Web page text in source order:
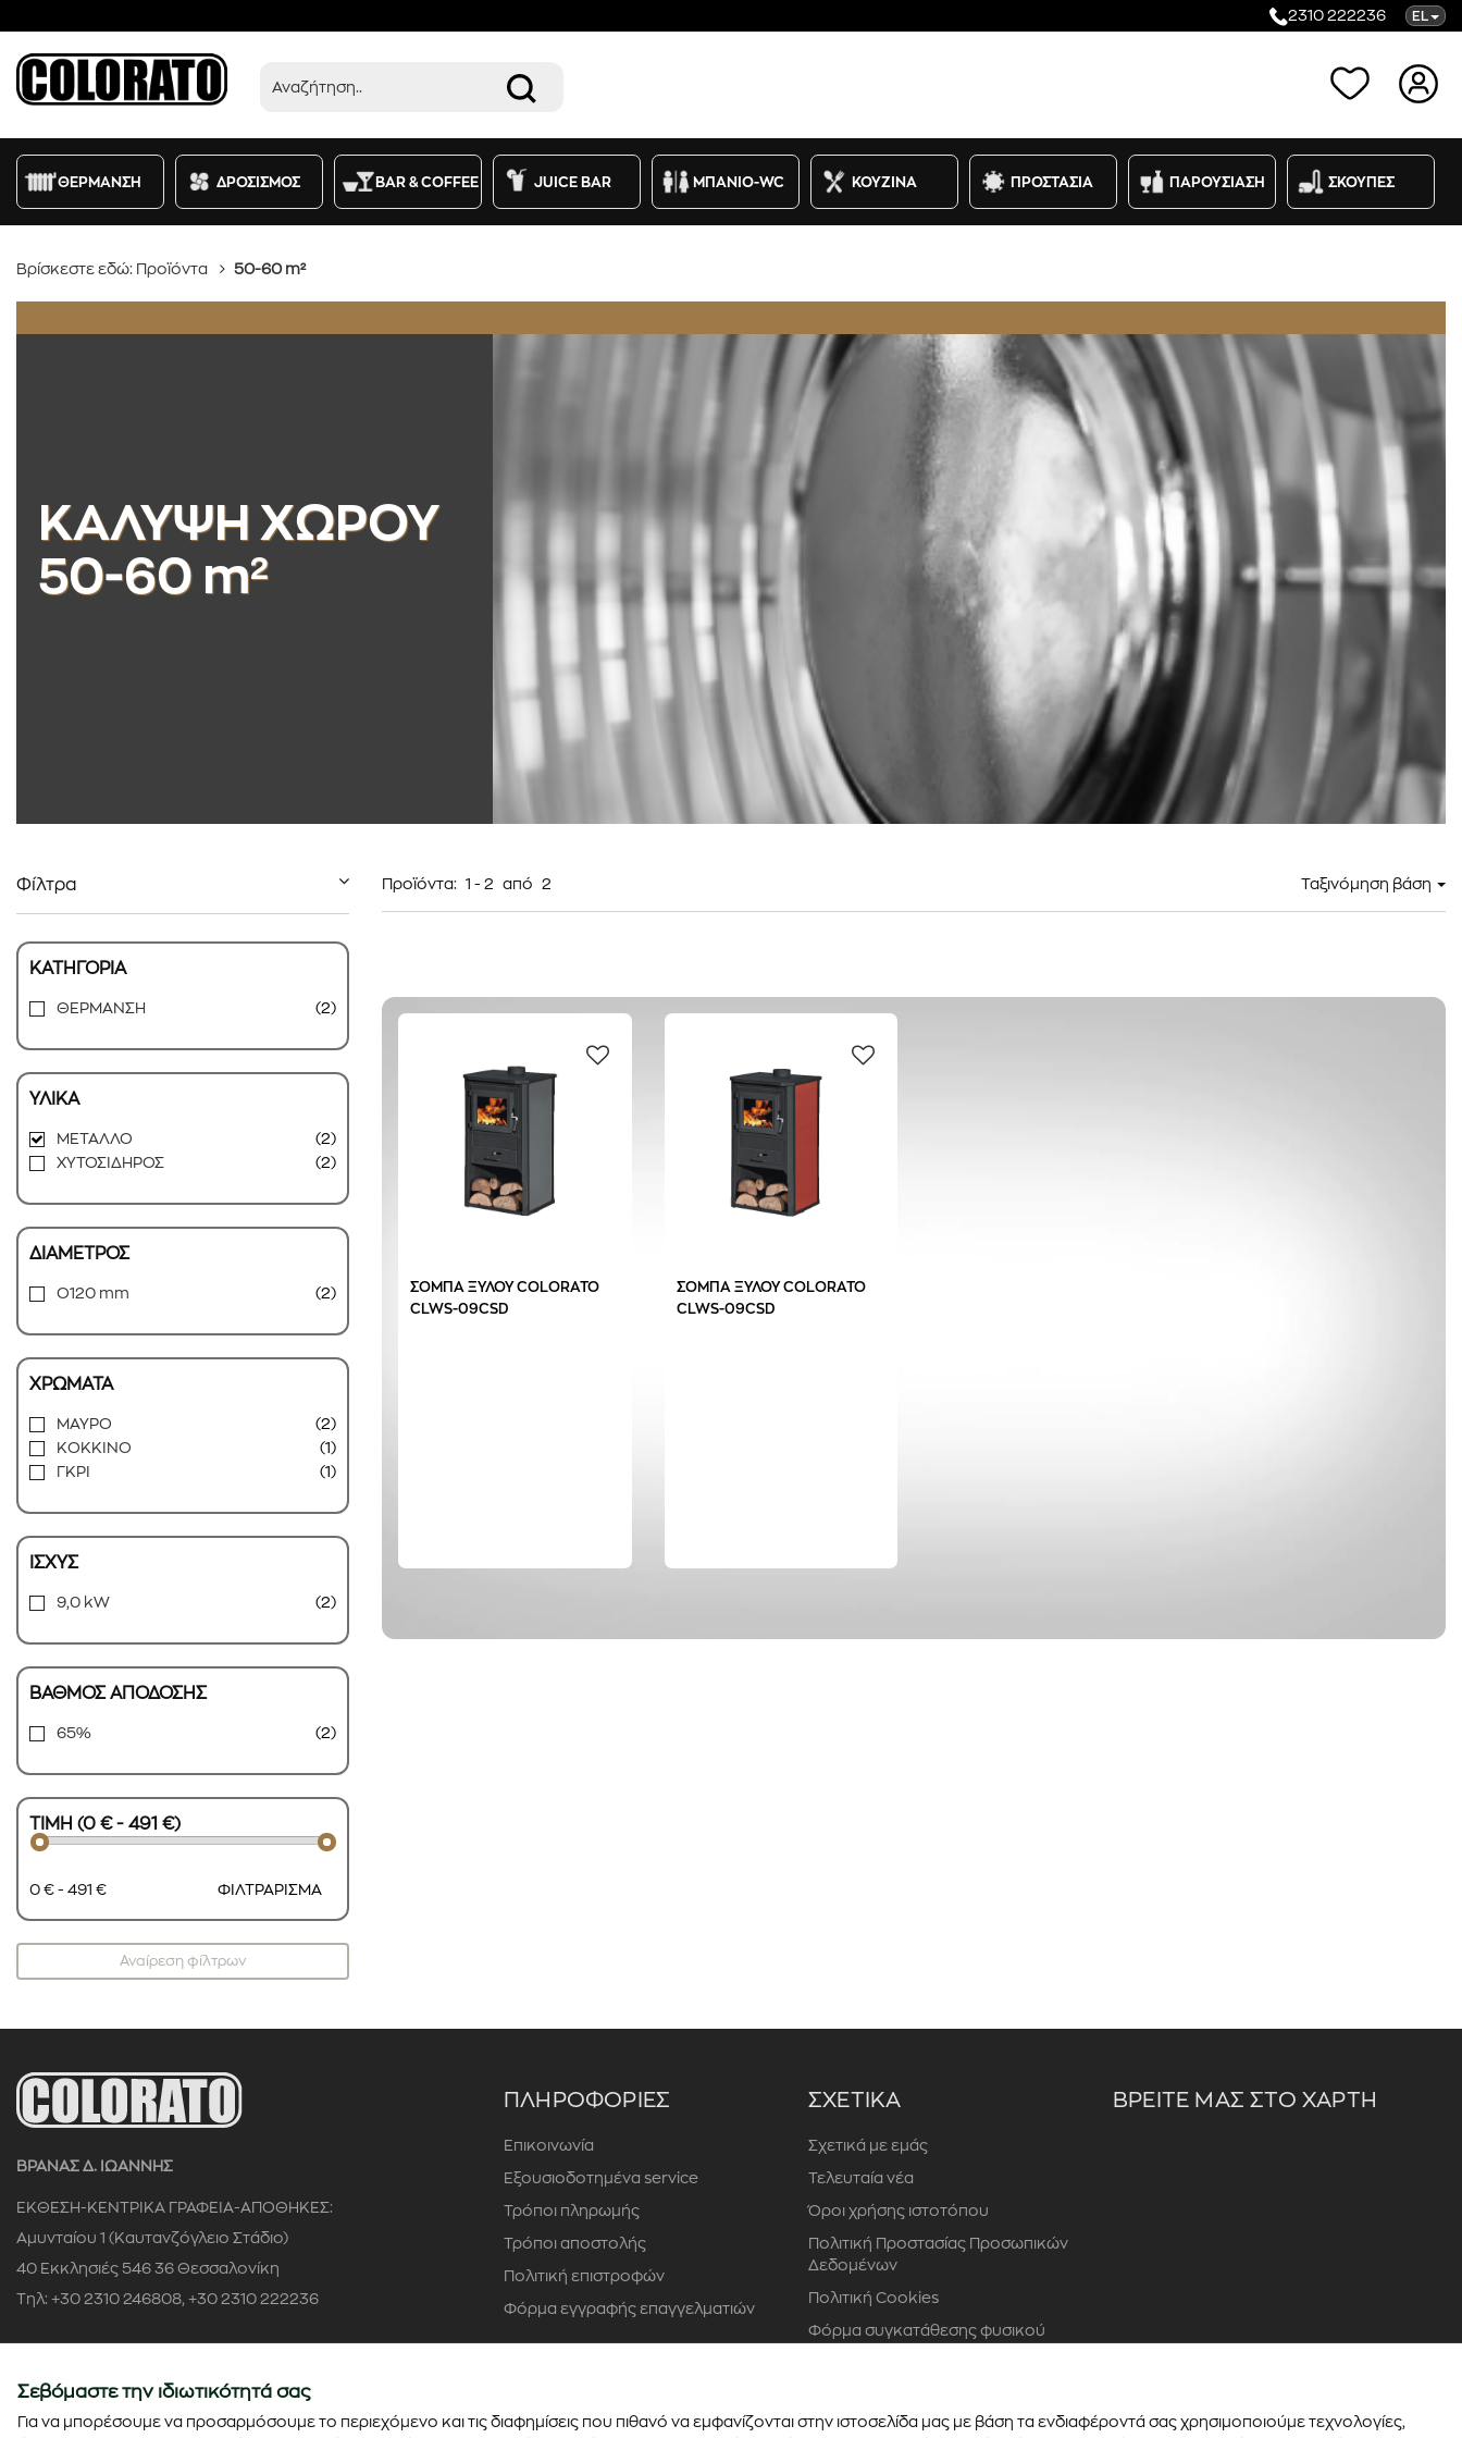
2310 222236 EL
Προϊόντα Κατηγορίες
ΘΕΡΜΑΝΣΗ ΔΡΟΣΙΣΜΟΣ BAR & COFFEE JUICE BAR ΜΠΑΝΙΟ-WC ΚΟΥΖΙΝΑ ΠΡΟΣΤΑΣΙΑ ΠΑΡΟΥΣΙΑΣΗ ΣΚΟΥΠΕΣ
Βρίσκεστε εδώ: Προϊόντα 50-60 m²
ΚΑΛΥΨΗ ΧΩΡΟΥ
50-60 m²
Φίλτρα
ΚΑΤΗΓΟΡΙΑ
ΘΕΡΜΑΝΣΗ (2)
ΥΛΙΚΑ
ΜΕΤΑΛΛΟ
(2)
ΧΥΤΟΣΙΔΗΡΟΣ
(2)
ΔΙΑΜΕΤΡΟΣ
O120 mm (2)
ΧΡΩΜΑΤΑ
ΜΑΥΡΟ
(2)
ΚΟΚΚΙΝΟ
(1)
ΓΚΡΙ
(1)
ΙΣΧΥΣ
9,0 kW (2)
ΒΑΘΜΟΣ ΑΠΟΔΟΣΗΣ
65% (2)
ΤΙΜΗ (0 € - 491 €)
0 € - 491 € ΦΙΛΤΡΑΡΙΣΜΑ
Αναίρεση φίλτρων
Προϊόντα: 1 - 2 από 2 Ταξινόμηση βάση
ΣΟΜΠΑ ΞΥΛΟΥ COLORATO
CLWS-09CSD
ΣΟΜΠΑ ΞΥΛΟΥ COLORATO
CLWS-09CSD
ΒΡΑΝΑΣ Δ. ΙΩΑΝΝΗΣ
ΕΚΘΕΣΗ-ΚΕΝΤΡΙΚΑ ΓΡΑΦΕΙΑ-ΑΠΟΘΗΚΕΣ:
Αμυνταίου 1 (Καυτανζόγλειο Στάδιο)
40 Εκκλησιές 546 36 Θεσσαλονίκη
Τηλ: +30 2310 246808, +30 2310 222236
ΠΛΗΡΟΦΟΡΙΕΣ
Επικοινωνία
Εξουσιοδοτημένα service
Τρόποι πληρωμής
Τρόποι αποστολής
Πολιτική επιστροφών
Φόρμα εγγραφής επαγγελματιών
ΣΧΕΤΙΚΑ
Σχετικά με εμάς
Τελευταία νέα
Όροι χρήσης ιστοτόπου
Πολιτική Προστασίας Προσωπικών
Δεδομένων
Πολιτική Cookies
Φόρμα συγκατάθεσης φυσικού
ΒΡΕΙΤΕ ΜΑΣ ΣΤΟ ΧΑΡΤΗ
Σεβόμαστε την ιδιωτικότητά σας
Για να μπορέσουμε να προσαρμόσουμε το περιεχόμενο και τις διαφημίσεις που πιθανό να εμφανίζονται στην ιστοσελίδα μας με βάση τα ενδιαφέροντά σας χρησιμοποιούμε τεχνολογίες,